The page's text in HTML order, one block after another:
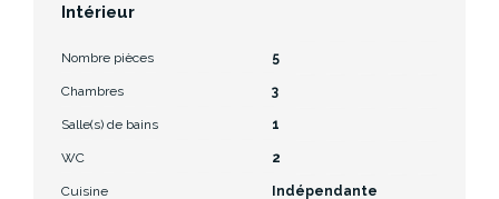
Intérieur
Nombre pièces 5
Chambres 3
Salle(s) de bains 1
WC 2
Cuisine Indépendante